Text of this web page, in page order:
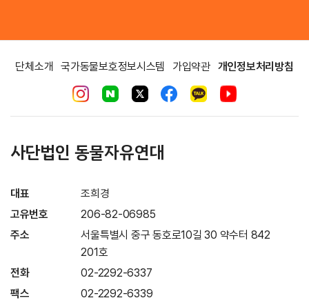
단체소개 국가동물보호정보시스템 가입약관 개인정보처리방침
사단법인 동물자유연대
대표
조희경
고유번호
206-82-06985
주소
서울특별시 중구 동호로10길 30 약수터 842
201호
전화
02-2292-6337
팩스
02-2292-6339